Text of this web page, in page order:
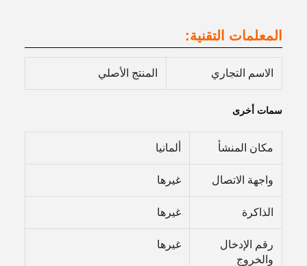
المعلمات التقنية:
الاسم التجاري المنتج الأصلي
سمات أخرى
مكان المنشأ ألمانيا
واجهة الاتصال غيرها
الذاكرة غيرها
رقم الإدخال
والخروج
غيرها